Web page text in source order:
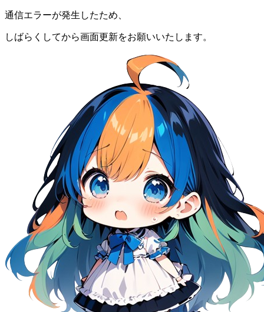
通信エラーが発生したため、
しばらくしてから画面更新をお願いいたします。